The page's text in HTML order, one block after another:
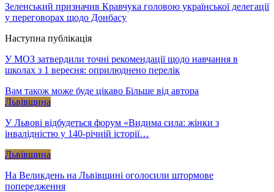
Зеленський призначив Кравчука головою української делегації
у переговорах щодо Донбасу
Наступна публікація
У МОЗ затвердили точні рекомендації щодо навчання в
школах з 1 вересня: оприлюднено перелік
Вам також може буде цікаво Більше від автора
Львівщина
У Львові відбудеться форум «Видима сила: жінки з
інвалідністю у 140-річній історії…
Львівщина
На Великдень на Львівщині оголосили штормове
попередження